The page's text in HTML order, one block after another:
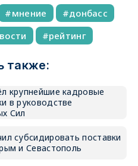
мнение
донбасс
рейтинг
также:
крупнейшие кадровые
в руководстве
Сил
субсидировать поставки
и Севастополь